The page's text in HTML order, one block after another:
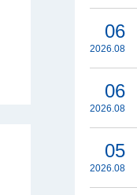
06
2026.08
06
2026.08
05
2026.08